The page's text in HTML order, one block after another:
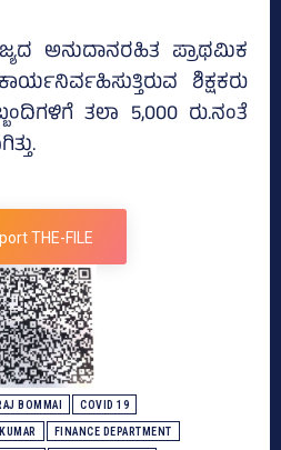
ಅನುದಾನರಹಿತ ಪ್ರಾಥಮಿಕ
ಶಿಕ್ಷಕರು
ತಲಾ 5,000 ರು.ನಂತೆ
THE-FILE
BOMMAI COVID 19
FINANCE DEPARTMENT